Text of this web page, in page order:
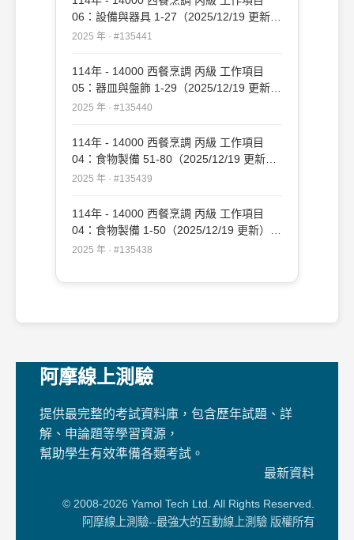
06：設備與器具 1-27（2025/12/19 更新）
#135441
2025 年 · #135441
114年 - 14000 西餐烹調 丙級 工作項目
05：器皿與盤飾 1-29（2025/12/19 更新）
#135440
2025 年 · #135440
114年 - 14000 西餐烹調 丙級 工作項目
04：食物製備 51-80（2025/12/19 更新）
#135439
2025 年 · #135439
114年 - 14000 西餐烹調 丙級 工作項目
04：食物製備 1-50（2025/12/19 更新）
#135438
2025 年 · #135438
阿摩線上測驗
提供最完整的考試資料庫，包含歷年試題、詳
解、申論題等學習資源，
幫助學生有效準備各類考試。
最新資料
© 2008-2026 Yamol Tech Ltd. All Rights Reserved.
阿摩線上測驗--最強大的互動線上測驗 版權所有